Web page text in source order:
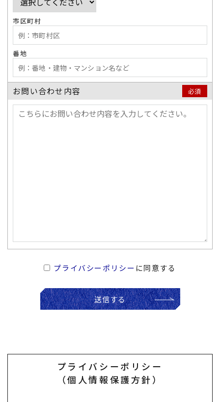
市区町村
番地
お問い合わせ内容 必須
プライバシーポリシー に同意する
送信する
プライバシーポリシー
​​​​​​​（個人情報保護方針）